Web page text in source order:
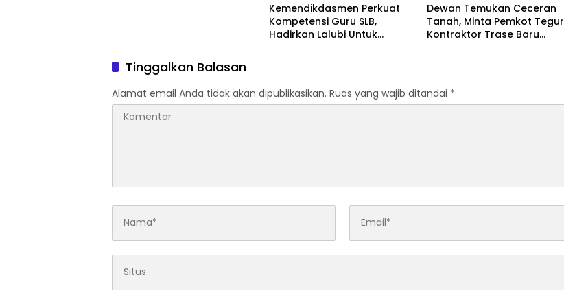
Kemendikdasmen Perkuat
Kompetensi Guru SLB,
Hadirkan Lalubi Untuk
Dewan Temukan Ceceran
Tanah, Minta Pemkot Tegur
Kontraktor Trase Baru
Tinggalkan Balasan
Alamat email Anda tidak akan dipublikasikan. Ruas yang wajib ditandai *